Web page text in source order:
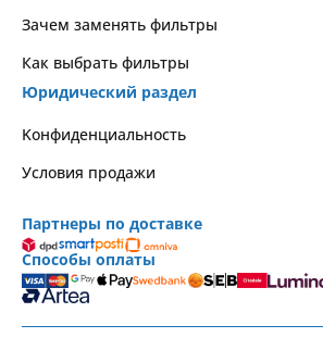
Зачем заменять фильтры
Как выбрать фильтры
Юридический раздел
Kонфиденциальность
Условия продажи
Партнеры по доставке
Способы оплаты